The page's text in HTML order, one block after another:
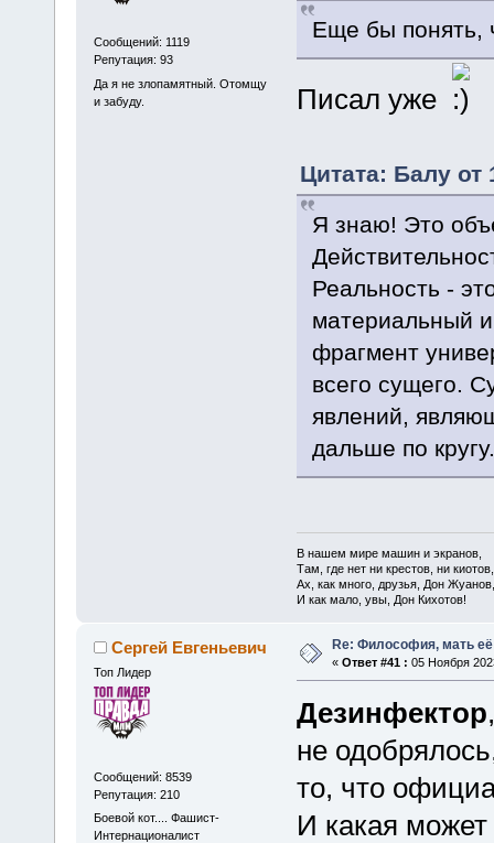
Сообщений: 1119
Репутация: 93
Да я не злопамятный. Отомщу
и забуду.
Еще бы понять,
Писал уже
Цитата: Балу от
Я знаю! Это
Реальность -
материальный
фрагмент
всего сущего.
явлений,
дальше по кругу.
В нашем мире машин и экранов,
Там, где нет ни крестов, ни киотов,
Ах, как много, друзья, Дон Жуанов,
И как мало, увы, Дон Кихотов!
Сергей Евгеньевич
Топ Лидер
Сообщений: 8539
Репутация: 210
Боевой кот.... Фашист-
Интернационалист
Re: Философия, мать её
« Ответ #41 : 05 Ноября
Дезинфектор
не
то, что
И какая